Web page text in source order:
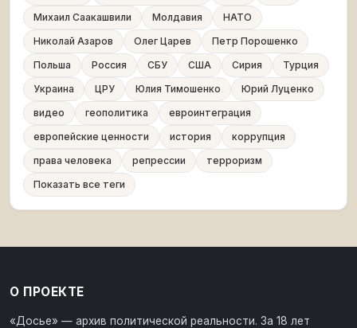
Михаил Саакашвили
Молдавия
НАТО
Николай Азаров
Олег Царев
Петр Порошенко
Польша
Россия СБУ США Сирия
Турция
Украина
ЦРУ Юлия Тимошенко
Юрий Луценко
видео
геополитика
евроинтеграция
европейские ценности
история
коррупция
права человека
репрессии
терроризм
Показать все теги
О ПРОЕКТЕ
«Досье» — архив политической реальности. За 18 лет